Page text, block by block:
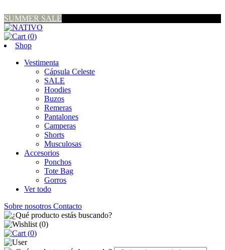
SUMMER SALE
(0)
Shop
Vestimenta
Cápsula Celeste
SALE
Hoodies
Buzos
Remeras
Pantalones
Camperas
Shorts
Musculosas
Accesorios
Ponchos
Tote Bag
Gorros
Ver todo
Sobre nosotros Contacto
(0)
(0)